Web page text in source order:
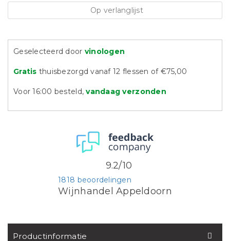
Op verlanglijst
Geselecteerd door vinologen
Gratis thuisbezorgd vanaf 12 flessen of €75,00
Voor 16:00 besteld,vandaag verzonden
Wijnhandel Appeldoorn
1818 beoordelingen
9.2/10
Productinformatie